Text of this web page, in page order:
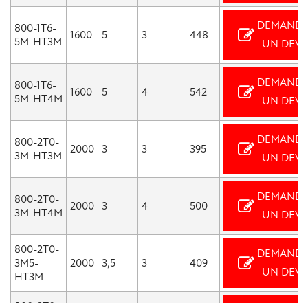
800-1T6-
5M-HT3M
1600 5 3 448
UN
800-1T6-
5M-HT4M 1600 5 4 542
UN
800-2T0-
3M-HT3M
2000 3 3 395
UN
800-2T0-
3M-HT4M 2000 3 4 500
UN
800-2T0-
3M5-
HT3M
2000 3,5 3 409
UN